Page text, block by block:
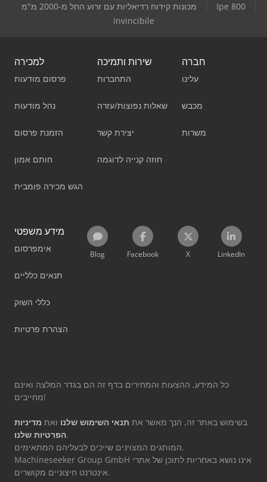
מכונות קידוח רדיאליות עם זרוע החל מ-2000 מ"מ
Ipe 800
Invincibile
למכירה
פרסום מודעות
נהל מודעות
הזמנת פרסום
חותם אמון
הגש מכירה פומבית
שירות ותמיכה
התחברות
שאלות נפוצות/עזרה
יצירת קשר
חוזה קנייה לדוגמה
חברה
עלינו
מכבש
משרות
מידע משפטי
אימפרסום
תנאים כלליים
כללי השוק
הצהרת פרטיות
Blog Facebook X LinkedIn
כל המידע, ההצעות והמחירים בדף זה הם בגדר המלצה ואינם
מחייבים!
בשימוש באתר זה, הנך מאשר את תנאי השימוש שלנו ואת מדיניות
הפרטיות שלנו.
המותגים המצוינים שייכים לבעליהם המתאימים.
Machineseeker Group GmbH אינו נושא באחריות לתוכן של אתרי
אינטרנט חיצוניים מקושרים.